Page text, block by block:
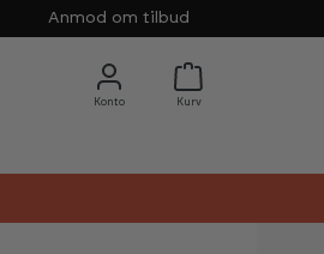
Anmod om tilbud